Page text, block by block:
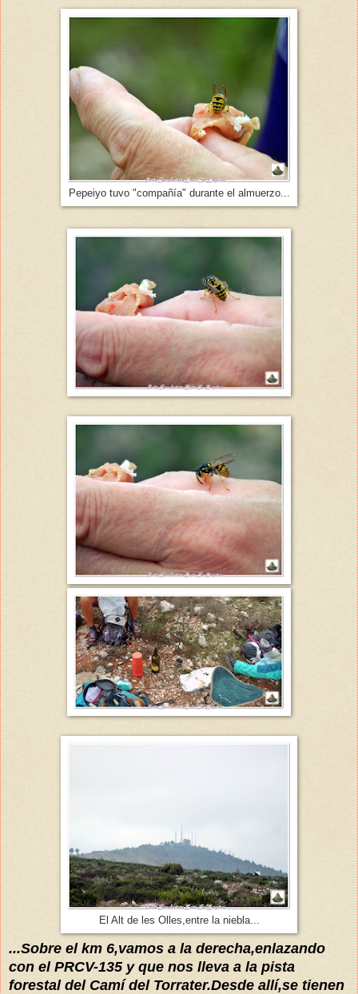
Pepeiyo tuvo "compañía" durante el almuerzo...
El Alt de les Olles,entre la niebla...
...Sobre el km 6,vamos a la derecha,enlazando
con el PRCV-135 y que nos lleva a la pista
forestal del Camí del Torrater.Desde allí,se tienen